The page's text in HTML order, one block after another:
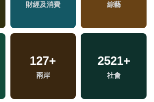
財經及消費 綜藝
127+
兩岸
2521+
社會